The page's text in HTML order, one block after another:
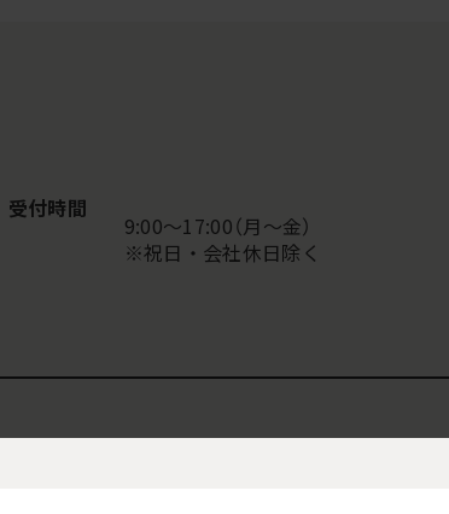
受付時間
9:00〜17:00（月～金）
※祝日・会社休日除く